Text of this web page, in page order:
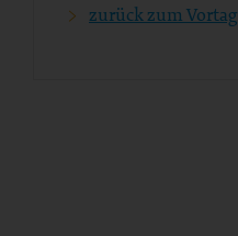
zurück zum Vortag